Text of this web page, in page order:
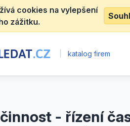
cookies na vylepšení
zážitku.
katalog firem
- řízení